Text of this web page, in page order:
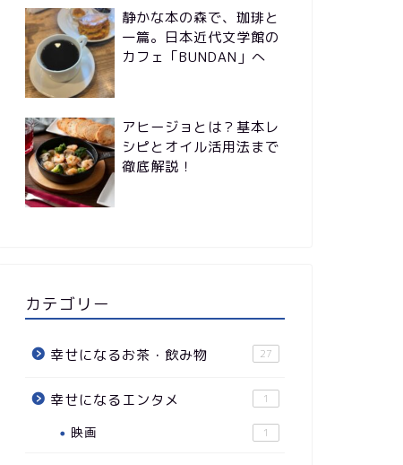
静かな本の森で、珈琲と
一篇。日本近代文学館の
カフェ「BUNDAN」へ
アヒージョとは？基本レ
シピとオイル活用法まで
徹底解説！
カテゴリー
幸せになるお茶・飲み物 27
幸せになるエンタメ 1
映画 1